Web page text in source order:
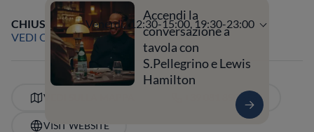
Accendi la
conversazione a
tavola con
S.Pellegrino e Lewis
Hamilton
CHIUSO ApreVenerdì, 12:30-15:00, 19:30-23:00
VEDI ORARI
VEDI SULLA MAPPA +39 081 850 5566
VISIT WEBSITE